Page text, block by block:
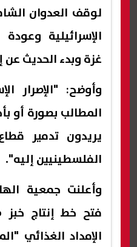
لوقف العدوان
الإسرائيلية
غزة وبدء الحديث عن
وأوضح: "الإصرار
المطالب بصورة أو
يريدون تدمير
الفلسطينيين إليه".
وأعلنت جمعية
فتح خط إنتاج
الإمداد الغذائي